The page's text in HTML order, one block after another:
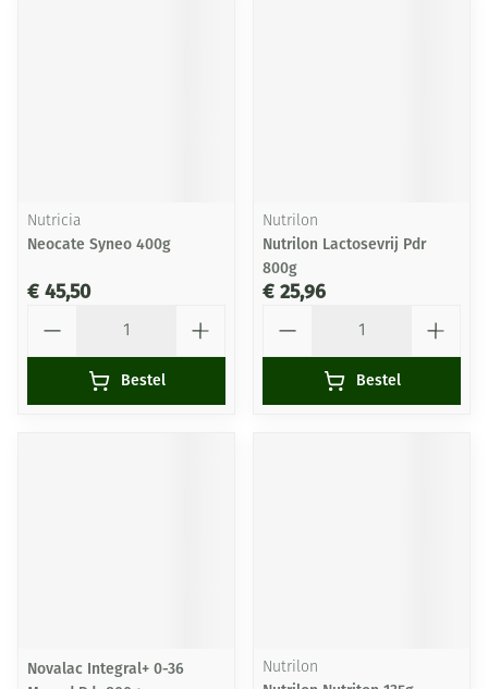
Nutricia
Neocate Syneo 400g
€ 45,50
Bestel
Nutrilon
Nutrilon Lactosevrij Pdr
800g
€ 25,96
Bestel
Novalac Integral+ 0-36
Nutrilon